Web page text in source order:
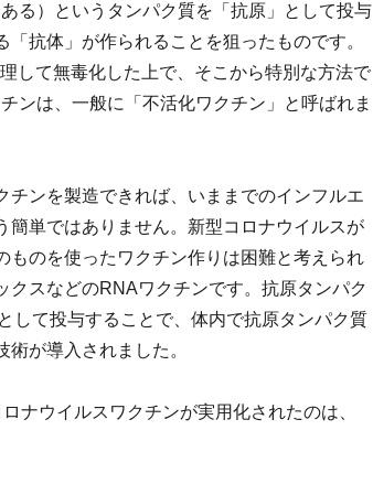
る）というタンパク質を「抗原」として投与
抗体」が作られることを狙ったものです。
して無毒化した上で、そこから特別な方法で
ンは、一般に「不活化ワクチン」と呼ばれま
ンを製造できれば、いままでのインフルエ
簡単ではありません。新型コロナウイルスが
のを使ったワクチン作りは困難と考えられ
スなどのRNAワクチンです。抗原タンパク
して投与することで、体内で抗原タンパク質
が導入されました。
ナウイルスワクチンが実用化されたのは、